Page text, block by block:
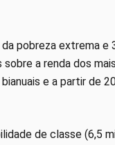
pobreza extrema e
sobre a renda dos
e a partir de
de classe (6,5